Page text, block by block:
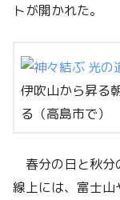
トが開かれた。
伊吹山から昇る
る（高島市で）
春分の日と秋分
線上には、富士